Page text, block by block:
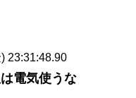
23:31:48.90
電気使うな